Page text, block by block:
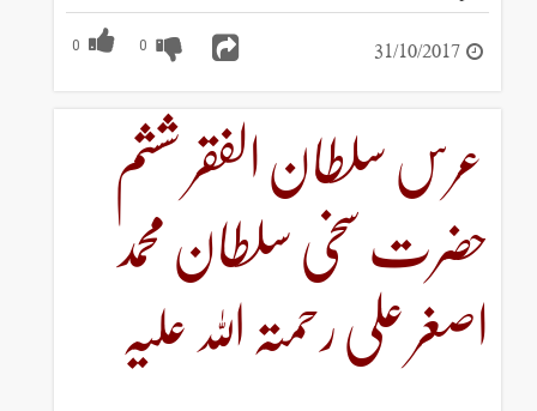
0 0 31/10/2017
عرس سلطان الفقر ششم
حضرت سخی سلطان محمد
اصغر علی رحمتہ اللہ علیہ